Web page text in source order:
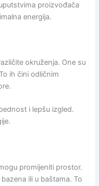
proizvođača
energija.
okruženja. One su
ih čini odličnim
i lepšu izgled.
promijeniti prostor.
ili u baštama. To